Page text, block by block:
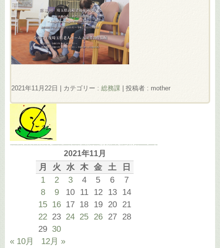
2021年11月22日 カテゴリー : 総務課 投稿者 : mother
2021年11月
月 火 水 木 金 土
日
1
2 3 4 5 6
7
8
9 10 11 12 13
14
15 16 17 18 19 20
21
22 23 24 25 26 27
28
29 30
« 10月
12月 »